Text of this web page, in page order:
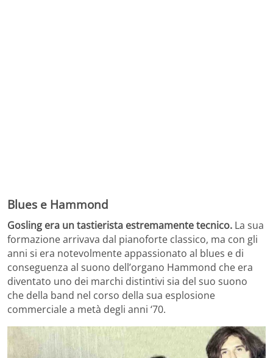
Blues e Hammond
Gosling era un tastierista estremamente tecnico. La sua
formazione arrivava dal pianoforte classico, ma con gli
anni si era notevolmente appassionato al blues e di
conseguenza al suono dell’organo Hammond che era
diventato uno dei marchi distintivi sia del suo suono
che della band nel corso della sua esplosione
commerciale a metà degli anni ‘70.